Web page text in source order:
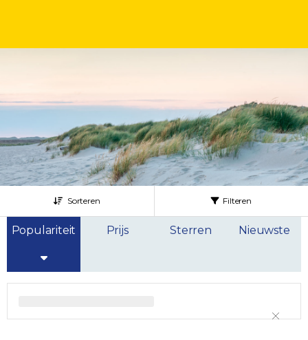
Sorteren Filteren
Populariteit Prijs Sterren Nieuwste